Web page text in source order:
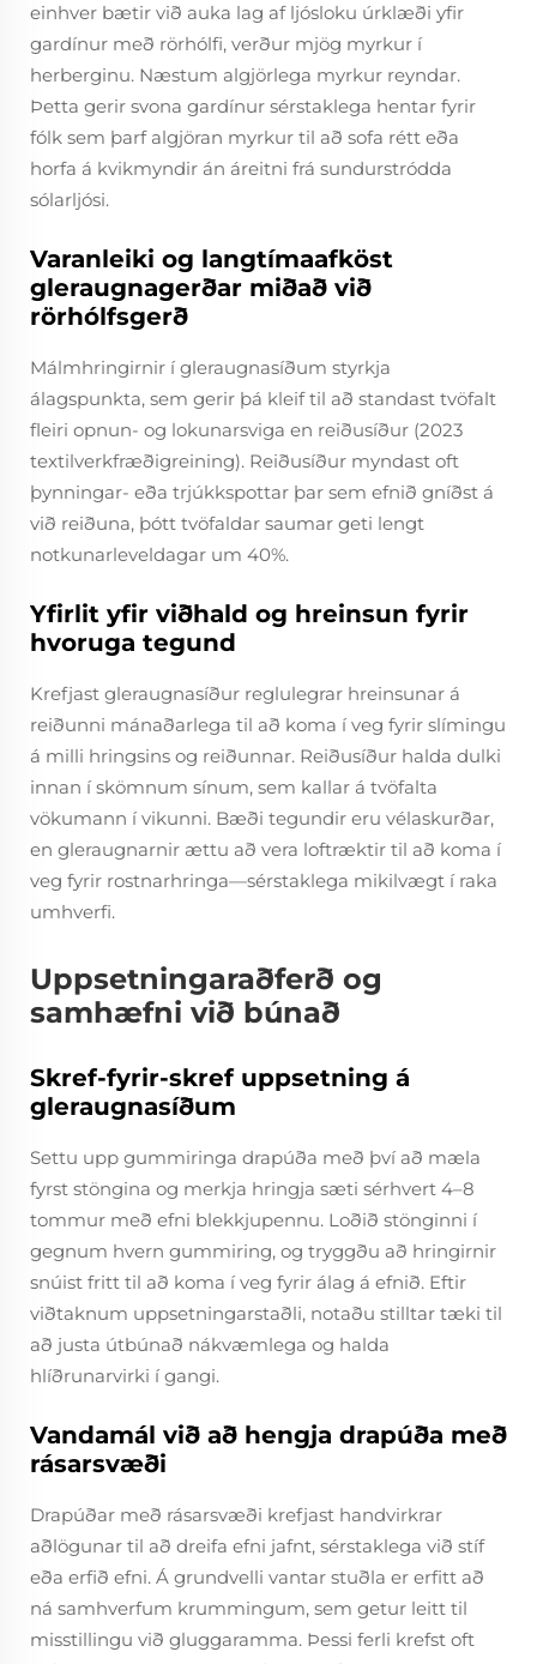
einhver bætir við auka lag af ljósloku úrklæði yfir
gardínur með rörhólfi, verður mjög myrkur í
herberginu. Næstum algjörlega myrkur reyndar.
Þetta gerir svona gardínur sérstaklega hentar fyrir
fólk sem þarf algjöran myrkur til að sofa rétt eða
horfa á kvikmyndir án áreitni frá sundurstródda
sólarljósi.
Varanleiki og langtímaafköst
gleraugnagerðar miðað við
rörhólfsgerð
Málmhringirnir í gleraugnasíðum styrkja
álagspunkta, sem gerir þá kleif til að standast tvöfalt
fleiri opnun- og lokunarsviga en reiðusíður (2023
textilverkfræðigreining). Reiðusíður myndast oft
þynningar- eða trjúkkspottar þar sem efnið gníðst á
við reiðuna, þótt tvöfaldar saumar geti lengt
notkunarleveldagar um 40%.
Yfirlit yfir viðhald og hreinsun fyrir
hvoruga tegund
Krefjast gleraugnasíður reglulegrar hreinsunar á
reiðunni mánaðarlega til að koma í veg fyrir slímingu
á milli hringsins og reiðunnar. Reiðusíður halda dulki
innan í skömnum sínum, sem kallar á tvöfalta
vökumann í vikunni. Bæði tegundir eru vélaskurðar,
en gleraugnarnir ættu að vera loftræktir til að koma í
veg fyrir rostnarhringa—sérstaklega mikilvægt í raka
umhverfi.
Uppsetningaraðferð og
samhæfni við búnað
Skref-fyrir-skref uppsetning á
gleraugnasíðum
Settu upp gummiringa drapúða með því að mæla
fyrst stöngina og merkja hringja sæti sérhvert 4–8
tommur með efni blekkjupennu. Loðið stönginni í
gegnum hvern gummiring, og tryggðu að hringirnir
snúist fritt til að koma í veg fyrir álag á efnið. Eftir
viðtaknum uppsetningarstaðli, notaðu stilltar tæki til
að justa útbúnað nákvæmlega og halda
hlíðrunarvirki í gangi.
Vandamál við að hengja drapúða með
rásarsvæði
Drapúðar með rásarsvæði krefjast handvirkrar
aðlögunar til að dreifa efni jafnt, sérstaklega við stíf
eða erfið efni. Á grundvelli vantar stuðla er erfitt að
ná samhverfum krummingum, sem getur leitt til
misstillingu við gluggaramma. Þessi ferli krefst oft